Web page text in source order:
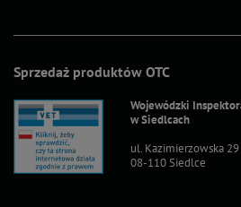
Sprzedaż produktów OTC
Wojewódzki
w Siedlcach
ul. Kazimierzowska 29
08-110 Siedlce